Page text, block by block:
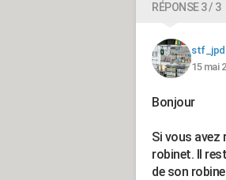
RÉPONSE 3 / 3
15 mai
Bonjour
Si vous avez
robinet. Il
de son